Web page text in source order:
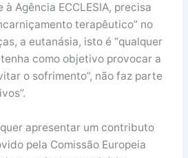
Agência ECCLESIA, precisa
terapêutico” no
a eutanásia, isto é “qualquer
como objetivo provocar a
o sofrimento”, não faz parte
apresentar um contributo
pela Comissão Europeia